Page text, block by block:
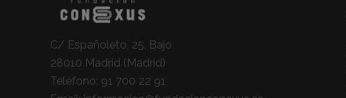
C/ Españoleto, 25, Bajo
28010 Madrid (Madrid)
Teléfono: 91 700 22 91